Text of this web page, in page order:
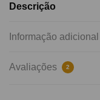
Descrição
Informação adicional
Avaliações 2